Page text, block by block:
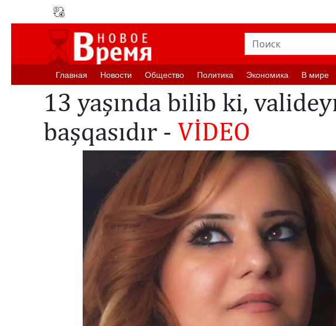
Главная Новости Oбщество Политика Экономика В мире
13 yaşında bilib ki,
başqasıdır - VİDEO